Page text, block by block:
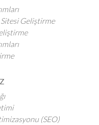
Sitesi Geliştirme
(SEO)